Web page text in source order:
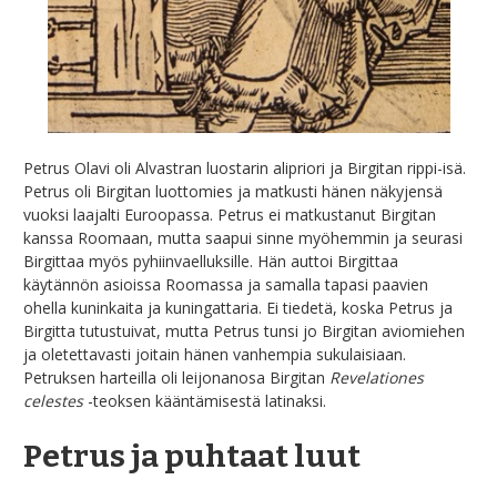
Uusia sanoja kirjakieleen
Petrus Olavi oli Alvastran luostarin alipriori ja Birgitan rippi-isä.
Petrus oli Birgitan luottomies ja matkusti hänen näkyjensä
vuoksi laajalti Euroopassa. Petrus ei matkustanut Birgitan
kanssa Roomaan, mutta saapui sinne myöhemmin ja seurasi
Birgittaa myös pyhiinvaelluksille. Hän auttoi Birgittaa
käytännön asioissa Roomassa ja samalla tapasi paavien
ohella kuninkaita ja kuningattaria. Ei tiedetä, koska Petrus ja
Birgitta tutustuivat, mutta Petrus tunsi jo Birgitan aviomiehen
ja oletettavasti joitain hänen vanhempia sukulaisiaan.
Petruksen harteilla oli leijonanosa Birgitan Revelationes
celestes-teoksen kääntämisestä latinaksi.
Petrus ja puhtaat luut